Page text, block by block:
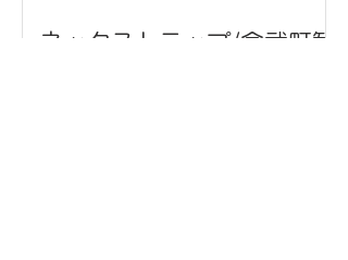
ネックストラップ/金武町観